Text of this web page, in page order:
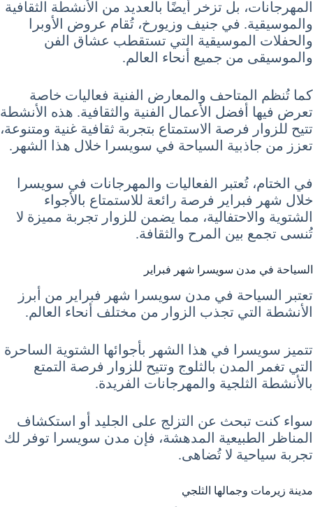
المهرجانات، بل تزخر أيضًا بالعديد من الأنشطة الثقافية
والموسيقية. في جنيف وزيورخ، تُقام عروض الأوبرا
والحفلات الموسيقية التي تستقطب عشاق الفن
والموسيقى من جميع أنحاء العالم.
كما تُنظم المتاحف والمعارض الفنية فعاليات خاصة
تعرض فيها أفضل الأعمال الفنية والثقافية. هذه الأنشطة
تتيح للزوار فرصة الاستمتاع بتجربة ثقافية غنية ومتنوعة،
تعزز من جاذبية السياحة في سويسرا خلال هذا الشهر.
في الختام، تُعتبر الفعاليات والمهرجانات في سويسرا
خلال شهر فبراير فرصة رائعة للاستمتاع بالأجواء
الشتوية والاحتفالية، مما يضمن للزوار تجربة مميزة لا
تُنسى تجمع بين المرح والثقافة.
السياحة في مدن سويسرا شهر فبراير
تعتبر السياحة في مدن سويسرا شهر فبراير من أبرز
الأنشطة التي تجذب الزوار من مختلف أنحاء العالم.
تتميز سويسرا في هذا الشهر بأجوائها الشتوية الساحرة
التي تغمر المدن بالثلوج وتتيح للزوار فرصة التمتع
بالأنشطة الثلجية والمهرجانات الفريدة.
سواء كنت تبحث عن التزلج على الجليد أو استكشاف
المناظر الطبيعية المدهشة، فإن مدن سويسرا توفر لك
تجربة سياحية لا تُضاهى.
مدينة زيرمات وجمالها الثلجي